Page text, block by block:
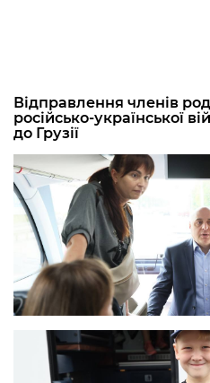
Відправлення членів
російсько-української
до Грузії